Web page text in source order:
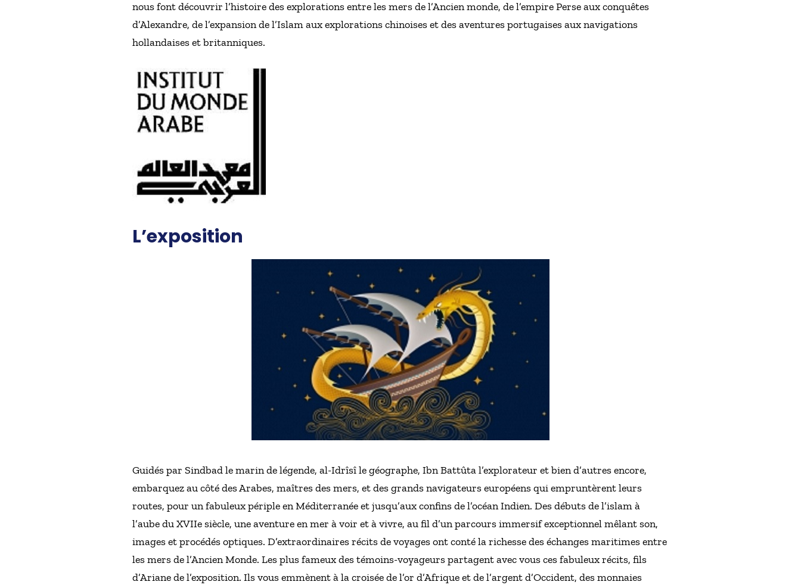
nous font découvrir l’histoire des explorations entre les mers de l’Ancien monde, de l’empire Perse aux conquêtes
d’Alexandre, de l’expansion de l’Islam aux explorations chinoises et des aventures portugaises aux navigations
hollandaises et britanniques.
L’exposition
Guidés par Sindbad le marin de légende, al-Idrîsî le géographe, Ibn Battûta l’explorateur et bien d’autres encore,
embarquez au côté des Arabes, maîtres des mers, et des grands navigateurs européens qui empruntèrent leurs
routes, pour un fabuleux périple en Méditerranée et jusqu’aux confins de l’océan Indien. Des débuts de l’islam à
l’aube du XVIIe siècle, une aventure en mer à voir et à vivre, au fil d’un parcours immersif exceptionnel mêlant son,
images et procédés optiques. D’extraordinaires récits de voyages ont conté la richesse des échanges maritimes entre
les mers de l’Ancien Monde. Les plus fameux des témoins-voyageurs partagent avec vous ces fabuleux récits, fils
d’Ariane de l’exposition. Ils vous emmènent à la croisée de l’or d’Afrique et de l’argent d’Occident, des monnaies